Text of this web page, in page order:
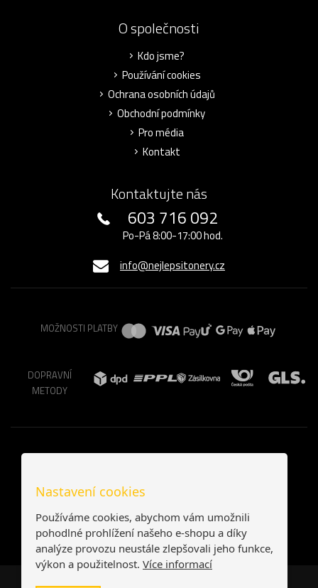
O společnosti
Kdo jsme?
Používání cookies
Ochrana osobních údajů
Obchodní podmínky
Pro média
Kontakt
Kontaktujte nás
603 716 092
Po-Pá 8:00-17:00 hod.
info@nejlepsitonery.cz
MOŽNOSTI PLATBY
DOPRAVNÍ
METODY
Nastavení cookies
Používáme cookies, abychom vám umožnili
pohodlné prohlížení našeho e-shopu a díky
analýze provozu neustále zlepšovali jeho funkce,
výkon a použitelnost. Více informací